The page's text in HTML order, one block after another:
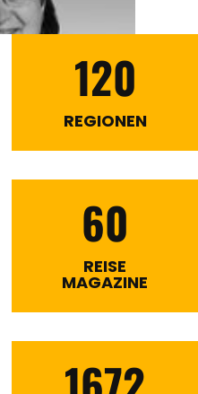
120
REGIONEN
60
REISE
MAGAZINE